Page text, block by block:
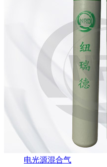
电光源混合气